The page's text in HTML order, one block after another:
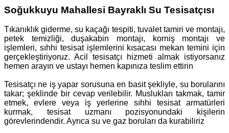
Soğukkuyu Mahallesi Bayraklı Su Tesisatçısı
Tıkanıklık giderme, su kaçağı tespiti, tuvalet tamiri ve montajı,
petek temizliği, duşakabin montajı, korniş montajı ve
işlemleri, sıhhi tesisat işlemlerini kısacası mekan temini için
gerçekleştiriyoruz. Acil tesisatçı hizmeti almak istiyorsanız
hemen arayın ve ustayı hemen kapınıza teslim ettirin
Tesisatçı ne iş yapar sorusuna en basit şekliyle, su borularını
takar; şeklinde bir cevap verilebilir. Muslukları takmak, tamir
etmek, evlere veya iş yerlerine sıhhi tesisat armatürleri
kurmak, tesisat uzmanı pozisyonundaki kişilerin
görevlerindendir. Ayrıca su ve gaz boruları da kurabiliriz